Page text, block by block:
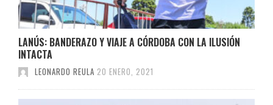
LANÚS: BANDERAZO Y VIAJE A CÓRDOBA CON LA ILUSIÓN
INTACTA
LEONARDO REULA 20 ENERO, 2021